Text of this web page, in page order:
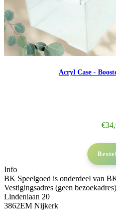
Acryl Case -
€
Info
BK Speelgoed is onderdeel van
Vestigingsadres (geen
Lindenlaan 20
3862EM Nijkerk